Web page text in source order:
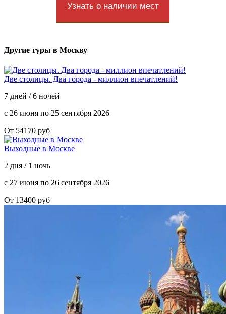
Узнать о наличии мест
Другие туры в Москву
Две столицы. Два города - миллион впечатлений!
7 дней / 6 ночей
с 26 июня по 25 сентября 2026
От 54170 руб
Выходные в Москве
2 дня / 1 ночь
с 27 июня по 26 сентября 2026
От 13400 руб